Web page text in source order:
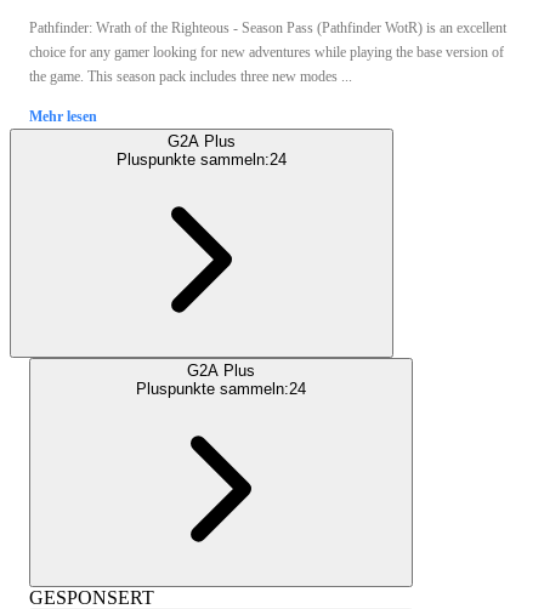
Pathfinder: Wrath of the Righteous - Season Pass (Pathfinder WotR) is an excellent
choice for any gamer looking for new adventures while playing the base version of
the game. This season pack includes three new modes ...
Mehr lesen
G2A Plus
Pluspunkte sammeln:24
G2A Plus
Pluspunkte sammeln:24
GESPONSERT